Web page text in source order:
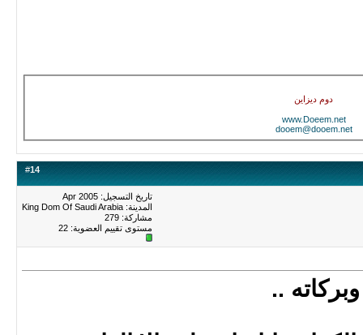
دوم ديزاين
www.Doeem.net
dooem@dooem.net
#14
تاريخ التسجيل: Apr 2005
المدينة: King Dom Of Saudi Arabia
مشاركة: 279
مستوى تقييم العضوية: 22
..